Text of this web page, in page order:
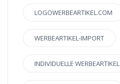
LOGOWERBEARTIKEL.COM
WERBEARTIKEL-IMPORT
INDIVIDUELLE